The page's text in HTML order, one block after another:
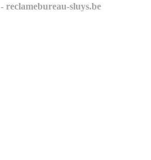
reclamebureau-sluys.be